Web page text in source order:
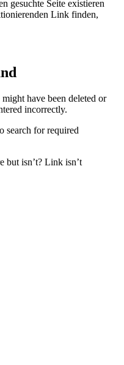
gesuchte Seite existieren
Link finden,
have been deleted or
incorrectly.
search for required
but isn’t? Link isn’t